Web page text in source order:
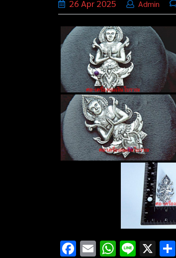
26 Apr2025 Admin
Facebook
EmailWhatsApp
Line
X